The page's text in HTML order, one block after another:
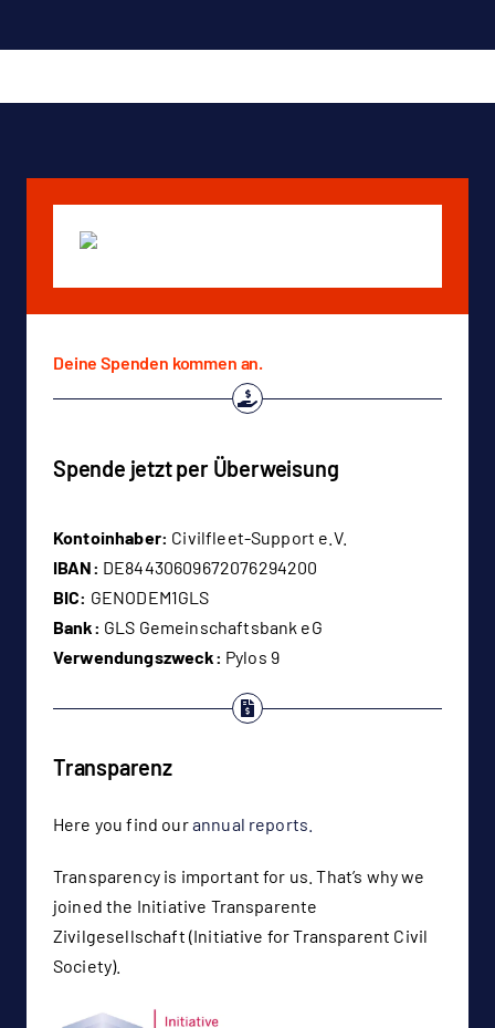
Deine Spenden kommen an.
Spende jetzt per Überweisung
Kontoinhaber: Civilfleet-Support e.V.
IBAN: DE84430609672076294200
BIC: GENODEM1GLS
Bank: GLS Gemeinschaftsbank eG
Verwendungszweck: Pylos 9
Transparenz
Here you find ourannual reports.
Transparency is important for us. That’s why we
joined the Initiative Transparente
Zivilgesellschaft (Initiative for Transparent Civil
Society).